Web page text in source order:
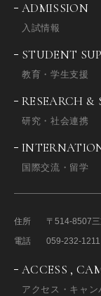
ADMISSION
入試情報
STUDENT
教育・学生支援
RESEARCH
研究・社会連携
国際交流・留学
住所 〒514-8507
電話
059-232-1211
ACCESS ,
アクセス・キャ